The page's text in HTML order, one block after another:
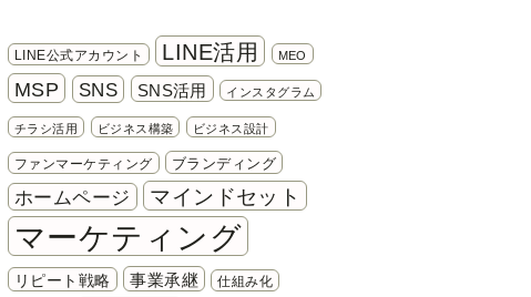
LINE公式アカウント LINE活用 MEO
MSP SNS SNS活用 インスタグラム
チラシ活用 ビジネス構築 ビジネス設計
ファンマーケティング ブランディング
ホームページ マインドセット
マーケティング
リピート戦略 事業承継 仕組み化